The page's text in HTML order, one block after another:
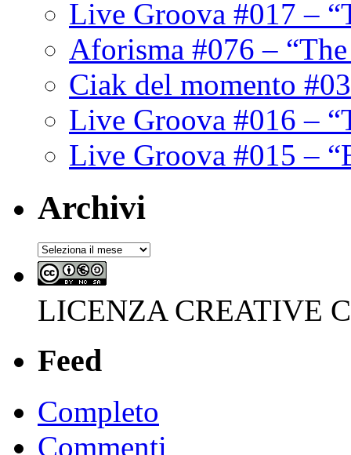
Live Groova #017 –
Aforisma #076 –
Ciak del momento
Live Groova #016 –
Live Groova #015 –
Archivi
Archivi
LICENZA CREATIVE
Feed
Completo
Commenti